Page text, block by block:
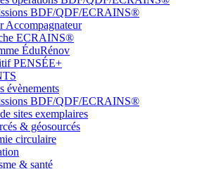
BDF/QDF/ECRAINS®
Accompagnateur
ECRAINS®
ÉduRénov
PENSÉE+
évènements
BDF/QDF/ECRAINS®
sites exemplaires
& géosourcés
circulaire
& santé